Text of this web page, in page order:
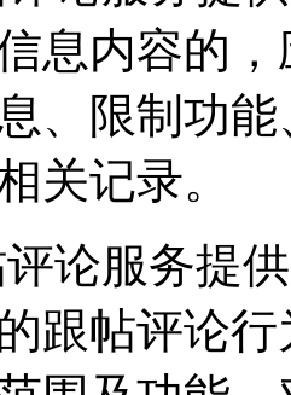
息内容的
、限制功
关记录。
论服务提
跟帖评论